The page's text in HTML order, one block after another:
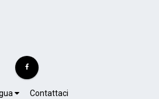
Contattaci